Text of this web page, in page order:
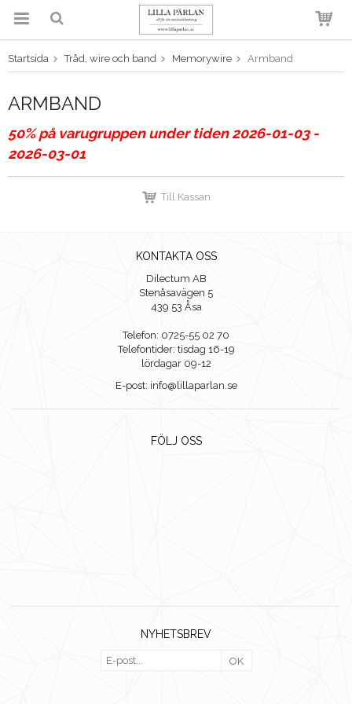
Produkten har blivit tillagd i
varukorgen
Startsida Tråd, wire och band Memorywire Armband
ARMBAND
50% på varugruppen under tiden 2026-01-03 -
2026-03-01
Till Kassan
KONTAKTA OSS
Dilectum AB
Stenåsavägen 5
439 53 Åsa
Telefon: 0725-55 02 70
Telefontider: tisdag 16-19
lördagar 09-12
E-post: info@lillaparlan.se
FÖLJ OSS
NYHETSBREV
OK